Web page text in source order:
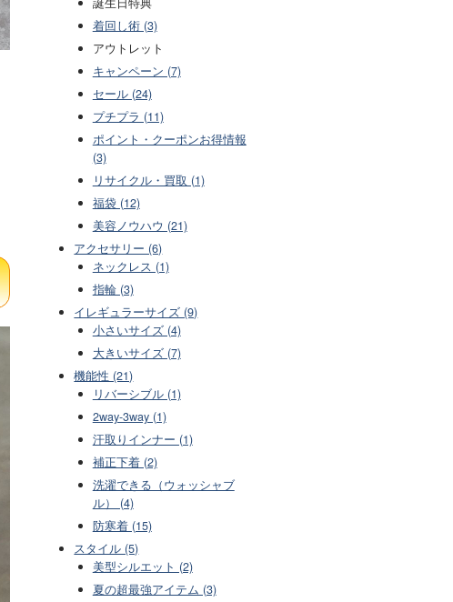
着回し術 (3)
アウトレット
キャンペーン (7)
セール (24)
プチプラ (11)
ポイント・クーポンお得情報
(3)
リサイクル・買取 (1)
福袋 (12)
美容ノウハウ (21)
アクセサリー (6)
ネックレス (1)
指輪 (3)
イレギュラーサイズ (9)
小さいサイズ (4)
大きいサイズ (7)
機能性 (21)
リバーシブル (1)
2way-3way (1)
汗取りインナー (1)
補正下着 (2)
洗濯できる（ウォッシャブ
ル） (4)
防寒着 (15)
スタイル (5)
美型シルエット (2)
夏の超最強アイテム (3)